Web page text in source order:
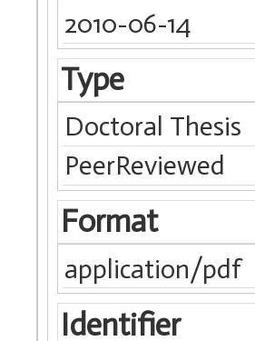
2010-06-14
Type
Doctoral Thesis
PeerReviewed
Format
application/pdf
Identifier